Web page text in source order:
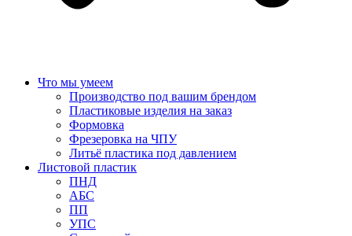
Что мы умеем
Производство под вашим брендом
Пластиковые изделия на заказ
Формовка
Фрезеровка на ЧПУ
Литьё пластика под давлением
Листовой пластик
ПНД
АБС
ПП
УПС